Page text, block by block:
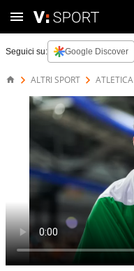
Seguici su: Google Discover
ALTRI SPORT ATLETICA